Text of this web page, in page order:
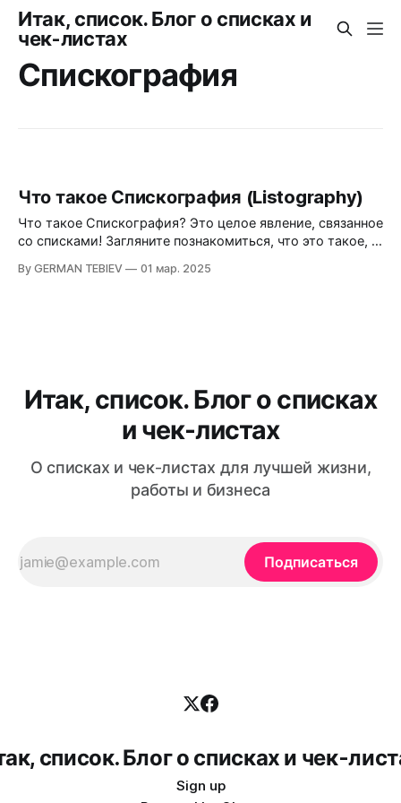
Итак, список. Блог о списках и
чек-листах
Спискография
Что такое Спискография (Listography)
Что такое Спискография? Это целое явление, связанное
со списками! Загляните познакомиться, что это такое, и
By GERMAN TEBIEV 01 мар. 2025
Итак, список. Блог о списках
и чек-листах
О списках и чек-листах для лучшей жизни,
работы и бизнеса
Подписаться
список. Блог о списках и чек-
Sign up